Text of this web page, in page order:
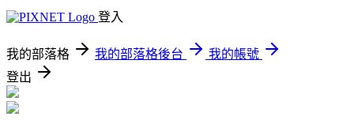
登入
我的部落格 我的部落格後台
我的帳號
登出